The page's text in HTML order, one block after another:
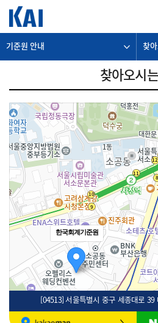
기준원 안내 찾
찾아오시
한국회계기준원
[04513] 서울특별시 중구 세종대로